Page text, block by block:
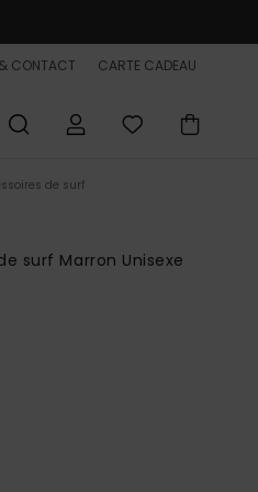
CONTACT CARTE CADEAU
de surf
surf Marron Unisexe